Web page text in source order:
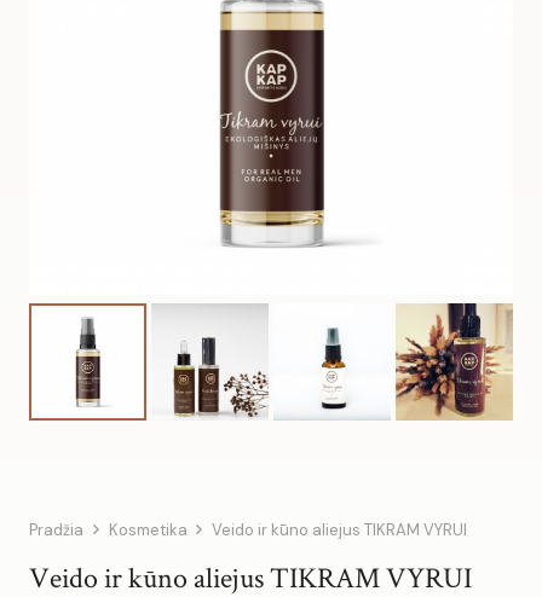
Pradžia Kosmetika Veido ir kūno aliejus TIKRAM VYRUI
Veido ir kūno aliejus TIKRAM VYRUI